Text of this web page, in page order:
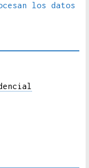
los datos